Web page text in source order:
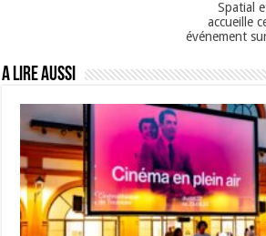
Spatial
accueille
événement
A lire aussi